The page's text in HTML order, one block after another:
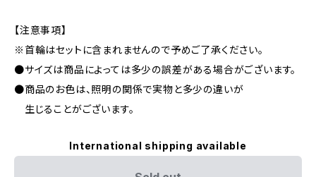
【注意事項】
※首輪はセットに含まれませんので予めご了承ください。
●サイズは商品によっては多少の誤差がある場合がございます。
●商品のお色は、照明の関係で実物と多少の違いが
生じることがございます。
International shipping available